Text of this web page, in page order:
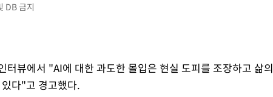
DB 금지
터뷰에서 "AI에 대한 과도한 몰입은 현실 도피를 조장하고 삶의
다"고 경고했다.